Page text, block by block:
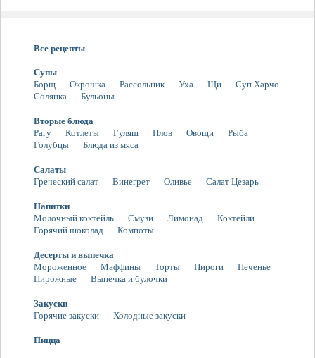
Все рецепты
Супы
Борщ
Окрошка Рассольник Уха Щи
Суп Харчо
Солянка
Бульоны
Вторые блюда
Рагу
Котлеты Гуляш Плов Овощи
Рыба
Голубцы
Блюда из мяса
Салаты
Греческий салат
Винегрет Оливье Салат Цезарь
Напитки
Молочный коктейль
Смузи Лимонад
Коктейли
Горячий шоколад
Компоты
Десерты и выпечка
Мороженное
Маффины Торты Пироги
Печенье
Пирожные
Выпечка и булочки
Закуски
Горячие закуски
Холодные закуски
Пицца